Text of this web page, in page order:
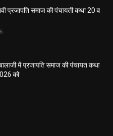
प्रजापति समाज की पंचायती कथा 20 व
में प्रजापति समाज की पंचायत कथा
को